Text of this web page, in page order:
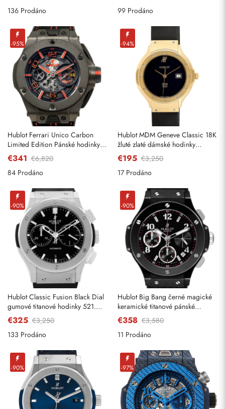
136 Prodáno
99 Prodáno
-95%
Hublot Ferrari Unico Carbon
Limited Edition Pánské hodinky
402. QU.0113. WR
€341 €6,820
84 Prodáno
-94%
Hublot MDM Geneve Classic 18K
žluté zlaté dámské hodinky
140.10.3
€195 €3,250
17 Prodáno
-90%
Hublot Classic Fusion Black Dial
gumové titanové hodinky 521.
NX.1170. RX
€325 €3,250
133 Prodáno
-90%
Hublot Big Bang černé magické
keramické titanové pánské
hodinky 342.CX.130. RX
€358 €3,580
11 Prodáno
-90% -97%
Odeslat